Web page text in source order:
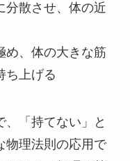
分散させ、体の近
め、体の大きな筋
ち上げる
、「持てない」と
物理法則の応用で